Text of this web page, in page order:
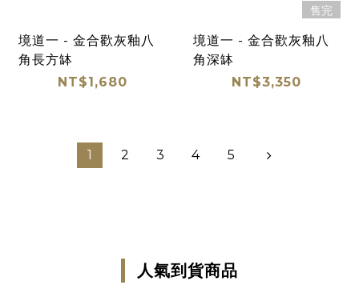
境道一 - 金合歡灰釉八
角長方缽
NT$1,680
售完
境道一 - 金合歡灰釉八
角深缽
NT$3,350
1 2 3 4 5
人氣到貨商品